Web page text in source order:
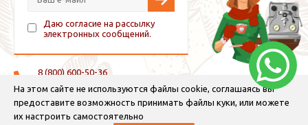
На этом сайте не используются файлы cookie, соглашаясь вы
предоставите возможность принимать файлы куки, или можете
их настроить самостоятельно
Даю согласие на рассылку
электронных сообщений.
8 (800) 600-50-36
+7 (921) 882-11-99 (WhatsApp, Viber, Telegram)
info@espressoperfetto.ru